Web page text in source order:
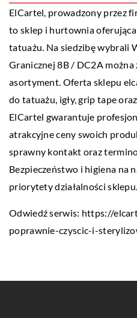
ElCartel, prowadzony przez
to sklep i hurtownia
tatuażu. Na siedzibę wybrali
Granicznej 8B / DC2A można
asortyment. Oferta sklepu
do tatuażu, igły, grip tape
ElCartel gwarantuje
atrakcyjne ceny swoich
sprawny kontakt oraz
Bezpieczeństwo i higiena na
priorytety działalności sklepu.
Odwiedź serwis: https://
poprawnie-czyscic-i-